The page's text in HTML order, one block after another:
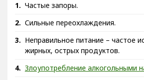
Частые запоры.
Сильные переохлаждения.
Неправильное питание – частое
жирных, острых продуктов.
Злоупотребление алкогольными